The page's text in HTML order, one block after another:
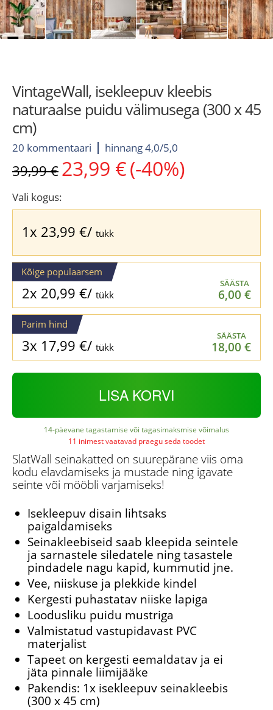
VintageWall, isekleepuv kleebis
naturaalse puidu välimusega (300 x 45
cm)
20 kommentaari hinnang 4,0/5,0
39,99€ Algne
hind
oli:
39,99 €.
23,99 € Current
price
23,99 €.
(-40%)
Vali kogus:
1x 23,99 €/ tükk
Kõige populaarsem
2x 20,99 €/ tükk
SÄÄSTA
6,00 €
Parim hind
3x 17,99 €/ tükk
SÄÄSTA
18,00 €
LISA KORVI
14-päevane tagastamise või tagasimaksmise võimalus
11 inimest vaatavad praegu seda toodet
SlatWall seinakatted on suurepärane viis oma
kodu elavdamiseks ja mustade ning igavate
seinte või mööbli varjamiseks!
Isekleepuv disain lihtsaks
paigaldamiseks
Seinakleebiseid saab kleepida seintele
ja sarnastele siledatele ning tasastele
pindadele nagu kapid, kummutid jne.
Vee, niiskuse ja plekkide kindel
Kergesti puhastatav niiske lapiga
Loodusliku puidu mustriga
Valmistatud vastupidavast PVC
materjalist
Tapeet on kergesti eemaldatav ja ei
jäta pinnale liimijääke
Pakendis: 1x isekleepuv seinakleebis
(300 x 45 cm)